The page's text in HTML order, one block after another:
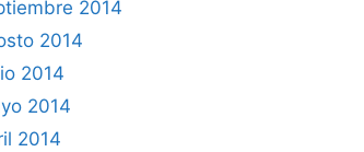
2014
2014
2014
2014
2014